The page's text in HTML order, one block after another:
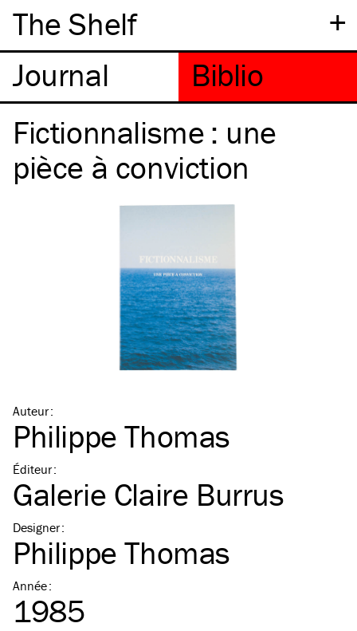
+
The Shelf
Fictionnalisme : une
pièce à conviction
Auteur:
Philippe Thomas
Éditeur:
Galerie Claire Burrus
Designer:
Philippe Thomas
Année:
1985